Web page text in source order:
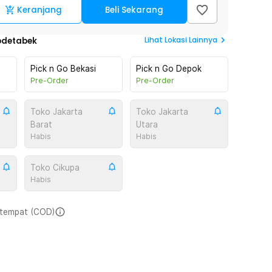
Keranjang Beli Sekarang
Lihat Lokasi Lainnya
Pick n Go Bekasi
Pre-Order
Pick n Go Depok
Pre-Order
Toko Jakarta
Barat
Habis
Toko Jakarta
Utara
Habis
Toko Cikupa
Habis
(COD)